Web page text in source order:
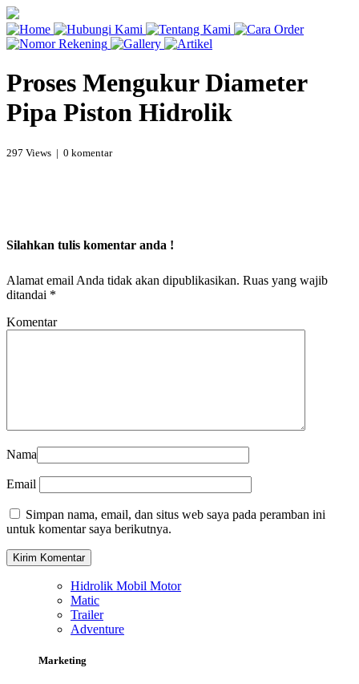
Proses Mengukur Diameter
Pipa Piston Hidrolik
297 Views | 0 komentar
Silahkan tulis komentar anda !
Alamat email Anda tidak akan dipublikasikan. Ruas yang wajib
ditandai *
Komentar
Nama
Email
Simpan nama, email, dan situs web saya pada peramban ini
untuk komentar saya berikutnya.
Hidrolik Mobil Motor
Matic
Trailer
Adventure
Marketing